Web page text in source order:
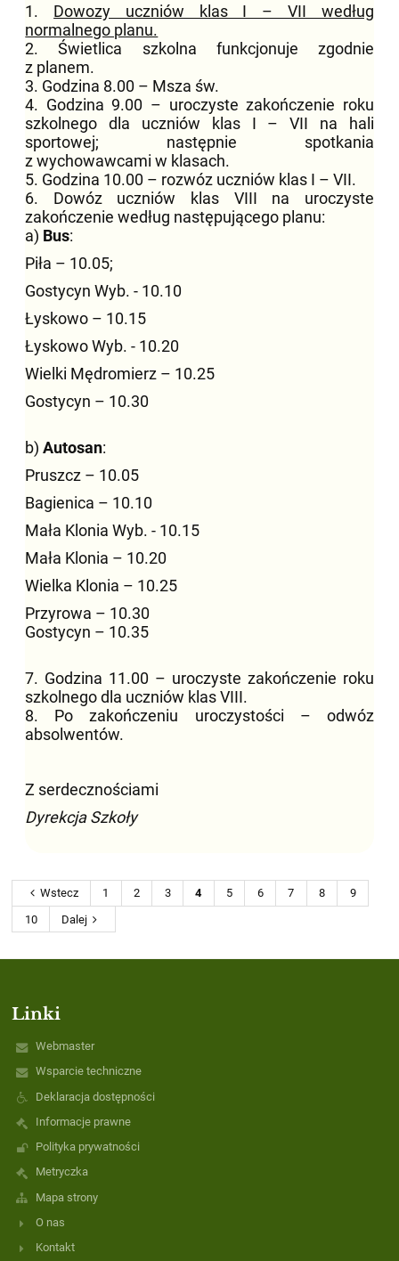
1. Dowozy uczniów klas I – VII według
normalnego planu.
2. Świetlica szkolna funkcjonuje zgodnie
z planem.
3. Godzina 8.00 – Msza św.
4. Godzina 9.00 – uroczyste zakończenie roku
szkolnego dla uczniów klas I – VII na hali
sportowej; następnie spotkania
z wychowawcami w klasach.
5. Godzina 10.00 – rozwóz uczniów klas I – VII.
6. Dowóz uczniów klas VIII na uroczyste
zakończenie według następującego planu:
a) Bus:
Piła – 10.05;
Gostycyn Wyb. - 10.10
Łyskowo – 10.15
Łyskowo Wyb. - 10.20
Wielki Mędromierz – 10.25
Gostycyn – 10.30
b)Autosan:
Pruszcz – 10.05
Bagienica – 10.10
Mała Klonia Wyb. - 10.15
Mała Klonia – 10.20
Wielka Klonia – 10.25
Przyrowa – 10.30
Gostycyn – 10.35
7. Godzina 11.00 – uroczyste zakończenie roku
szkolnego dla uczniów klas VIII.
8. Po zakończeniu uroczystości – odwóz
absolwentów.
Z serdecznościami
Dyrekcja Szkoły
Wstecz 1 2 3 4 5 6 7 8
9
10
Dalej
Linki
Webmaster
Wsparcie techniczne
Deklaracja dostępności
Informacje prawne
Polityka prywatności
Metryczka
Mapa strony
O nas
Kontakt